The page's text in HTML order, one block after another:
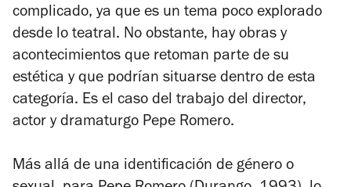
complicado, ya que es un tema poco explorado
desde lo teatral. No obstante, hay obras y
acontecimientos que retoman parte de su
estética y que podrían situarse dentro de esta
categoría. Es el caso del trabajo del director,
actor y dramaturgo Pepe Romero.
Más allá de una identificación de género o